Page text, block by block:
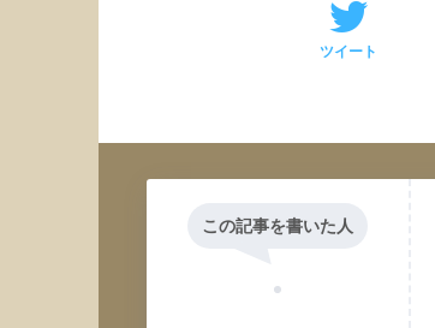
ツイート
この記事を書いた人